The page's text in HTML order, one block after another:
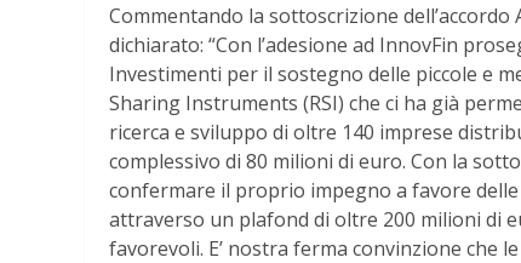
Commentando la sottoscrizione
dichiarato: “Con l’adesione ad InnovFin
Investimenti per il sostegno delle piccole e
Sharing Instruments (RSI) che ci ha già
ricerca e sviluppo di oltre 140 imprese
complessivo di 80 milioni di euro. Con la
confermare il proprio impegno a favore
attraverso un plafond di oltre 200 milioni di
favorevoli. E’ nostra ferma convinzione che